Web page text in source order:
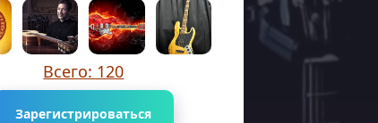
Всего: 120
Зарегистрироваться